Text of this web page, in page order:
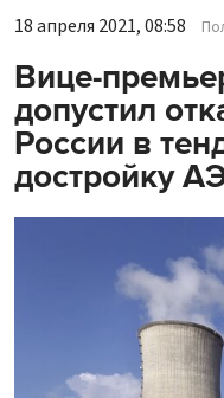
18 апреля 2021, 08:58
Вице-
допустил
России в
достройку